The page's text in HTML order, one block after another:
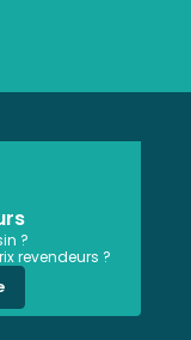
?
revendeurs ?